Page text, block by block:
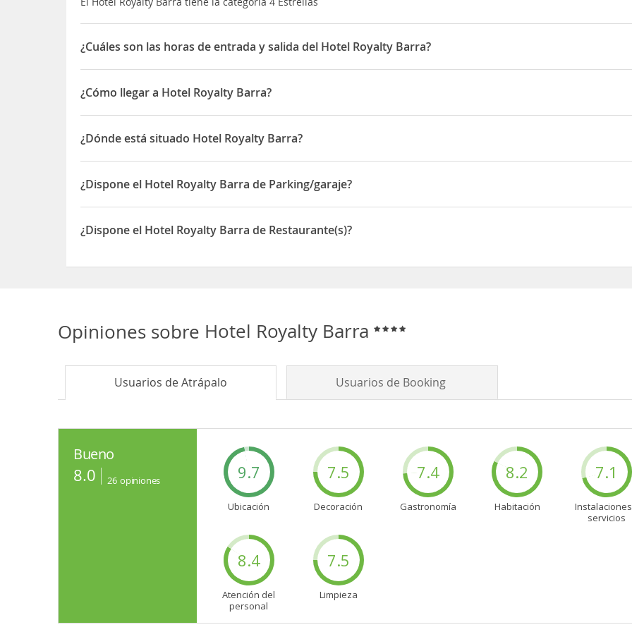
¿Cuáles son las horas de entrada y salida del Hotel Royalty Barra?
La entrada a Hotel Royalty Barra es a partir de las 15:00 horas y la salida hasta las 11:00 horas
¿Cómo llegar a Hotel Royalty Barra?
Está en la sección más exclusiva de laBarra da Tijucaen Río de Janeiro,Brasil. Queda frente a la playa, literalmente
arena.
ElAeropuerto Internacionalestá a 40 km, el Aeropuerto Doméstico a 35 km de distancia mientras que las famosas
¿Dónde está situado Hotel Royalty Barra?
El Hotel Royalty Barra está situado en Av. do Pepe, 690 - Barra da Tijuca - CEP:22785-560
¿Dispone el Hotel Royalty Barra de Parking/garaje?
Sí, el Hotel Royalty Barra dispone de Parking/garaje
¿Dispone el Hotel Royalty Barra de Restaurante(s)?
Opiniones sobre Hotel Royalty Barra
Usuarios deAtrápalo Usuarios de Booking
Bueno
8.0 26 opiniones 9.7
Ubicación
7.5
Decoración
7.4
Gastronomía
8.2
Habitación
7.1
servicios
8.4
Atención del
personal
7.5
Limpieza